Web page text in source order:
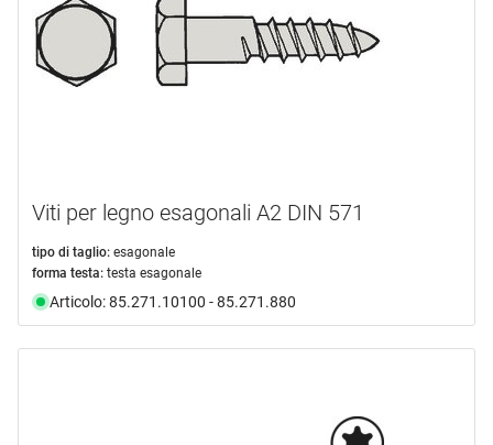
Viti per legno esagonali A2 DIN 571
tipo di taglio: esagonale
forma testa: testa esagonale
Articolo: 85.271.10100 - 85.271.880